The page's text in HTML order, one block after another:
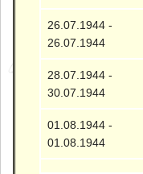
26.07.1944 -
26.07.1944
28.07.1944 -
30.07.1944
01.08.1944 -
01.08.1944